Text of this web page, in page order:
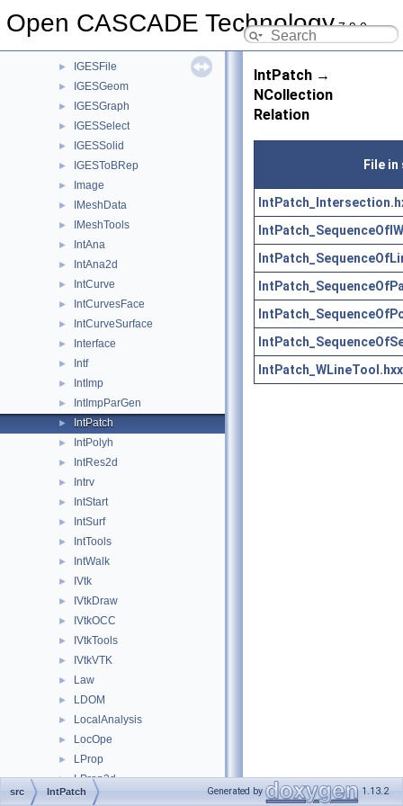
Open CASCADE Technology7.9.0
IGESDimen
► IGESFile
► IGESGeom
► IGESGraph
► IGESSelect
► IGESSolid
► IGESToBRep
► Image
► IMeshData
► IMeshTools
► IntAna
► IntAna2d
► IntCurve
► IntCurvesFace
► IntCurveSurface
► Interface
► Intf
► IntImp
► IntImpParGen
► IntPatch
► IntPolyh
► IntRes2d
► Intrv
► IntStart
► IntSurf
► IntTools
► IntWalk
► IVtk
► IVtkDraw
► IVtkOCC
► IVtkTools
► IVtkVTK
► Law
► LDOM
► LocalAnalysis
► LocOpe
► LProp
► LProp3d
► MAT
IntPatch →
NCollection
Relation
File
IntPatch_WLineTool.hxx
src IntPatch Generated by 1.13.2